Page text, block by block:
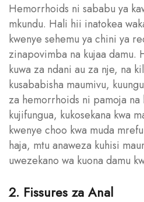
Hemorrhoids ni sababu ya
mkundu. Hali hii inatokea
kwenye sehemu ya chini ya
zinapovimba na kujaa damu.
kuwa za ndani au za nje, na
kusababisha maumivu,
za hemorrhoids ni pamoja na
kujifungua, kukosekana kwa
kwenye choo kwa muda
haja, mtu anaweza kuhisi
uwezekano wa kuona damu
2. Fissures za Anal